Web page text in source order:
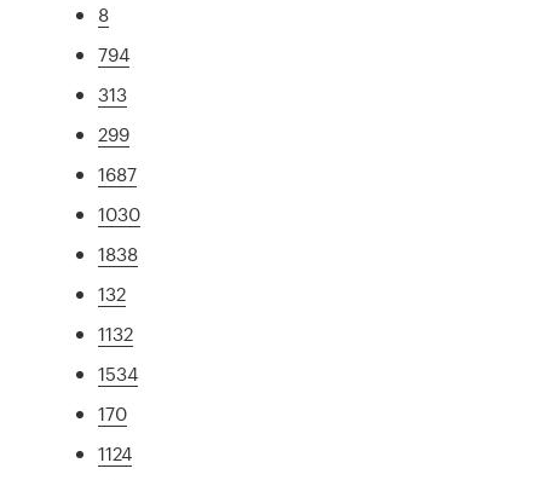
8
794
313
299
1687
1030
1838
132
1132
1534
170
1124